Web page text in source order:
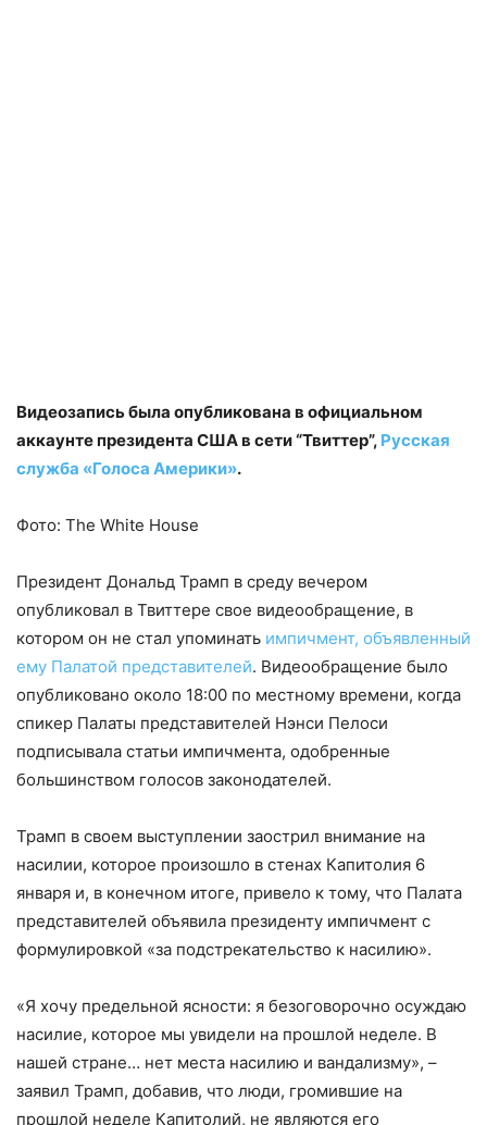
Видеозапись была опубликована в официальном
аккаунте президента США в сети “Твиттер”, Русская
служба «Голоса Америки».
Фото: The White House
Президент Дональд Трамп в среду вечером
опубликовал в Твиттере свое видеообращение, в
котором он не стал упоминать импичмент, объявленный
ему Палатой представителей. Видеообращение было
опубликовано около 18:00 по местному времени, когда
спикер Палаты представителей Нэнси Пелоси
подписывала статьи импичмента, одобренные
большинством голосов законодателей.
Трамп в своем выступлении заострил внимание на
насилии, которое произошло в стенах Капитолия 6
января и, в конечном итоге, привело к тому, что Палата
представителей объявила президенту импичмент с
формулировкой «за подстрекательство к насилию».
«Я хочу предельной ясности: я безоговорочно осуждаю
насилие, которое мы увидели на прошлой неделе. В
нашей стране… нет места насилию и вандализму», –
заявил Трамп, добавив, что люди, громившие на
прошлой неделе Капитолий, не являются его